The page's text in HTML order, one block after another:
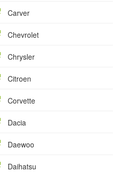
Carver
Chevrolet
Chrysler
Citroen
Corvette
Dacia
Daewoo
Daihatsu